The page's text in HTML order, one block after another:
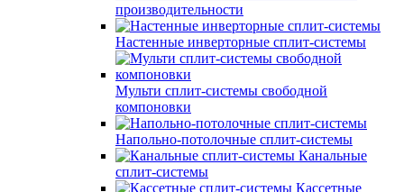
производительности
Настенные инверторные сплит-системы
Мульти сплит-системы свободной
компоновки
Напольно-потолочные сплит-системы
Канальные
сплит-системы
Кассетные